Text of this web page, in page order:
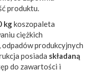
produktu.
kgkoszopaleta
ciężkich
produkcyjnych
posiada składaną
do zawartości i